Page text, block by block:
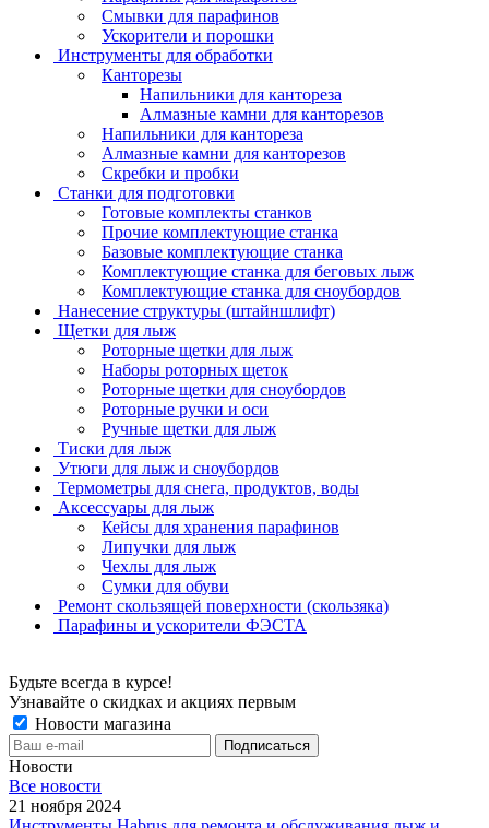
Смывки для парафинов
Ускорители и порошки
Инструменты для обработки
Канторезы
Напильники для кантореза
Алмазные камни для канторезов
Напильники для кантореза
Алмазные камни для канторезов
Скребки и пробки
Станки для подготовки
Готовые комплекты станков
Прочие комплектующие станка
Базовые комплектующие станка
Комплектующие станка для беговых лыж
Комплектующие станка для сноубордов
Нанесение структуры (штайншлифт)
Щетки для лыж
Роторные щетки для лыж
Наборы роторных щеток
Роторные щетки для сноубордов
Роторные ручки и оси
Ручные щетки для лыж
Тиски для лыж
Утюги для лыж и сноубордов
Термометры для снега, продуктов, воды
Аксессуары для лыж
Кейсы для хранения парафинов
Липучки для лыж
Чехлы для лыж
Сумки для обуви
Ремонт скользящей поверхности (скользяка)
Парафины и ускорители ФЭСТА
Будьте всегда в курсе!
Узнавайте о скидках и акциях первым
Новости магазина
Новости
Все новости
21 ноября 2024